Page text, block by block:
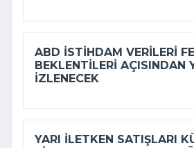
ABD ISTIHDAM VERILERI
BEKLENTILERI AÇISINDAN
IZLENECEK
YARI ILETKEN SATIŞLARI